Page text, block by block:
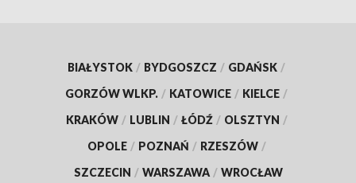
BIAŁYSTOK / BYDGOSZCZ / GDAŃSK /
GORZÓW WLKP. / KATOWICE / KIELCE /
KRAKÓW / LUBLIN / ŁÓDŹ / OLSZTYN /
OPOLE / POZNAŃ / RZESZÓW /
SZCZECIN / WARSZAWA / WROCŁAW